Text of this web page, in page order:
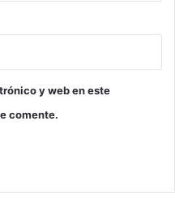
y web en este
comente.